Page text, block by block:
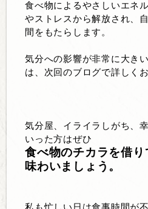
食べ物によるやさしいエネ
やストレスから解放され、
間をもたらします。
気分への影響が非常に大きい
は、次回のブログで詳しく
気分屋、イライラしがち、
いった方はぜひ
食べ物のチカラを借
味わいましょう。